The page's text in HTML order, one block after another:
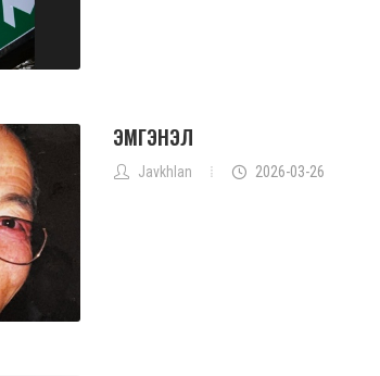
ЭМГЭНЭЛ
Javkhlan 2026-03-26